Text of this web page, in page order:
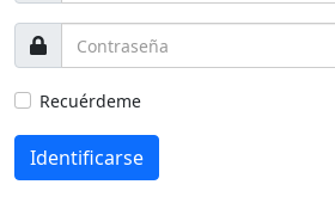
Recuérdeme
Identificarse